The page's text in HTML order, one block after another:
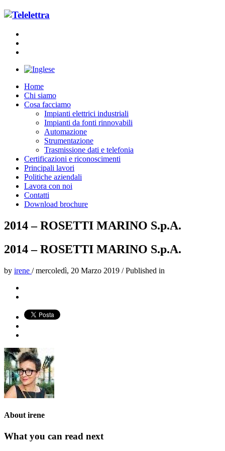
Home
Chi siamo
Cosa facciamo
Impianti elettrici industriali
Impianti da fonti rinnovabili
Automazione
Strumentazione
Trasmissione dati e telefonia
Certificazioni e riconoscimenti
Principali lavori
Politiche aziendali
Lavora con noi
Contatti
Download brochure
2014 – ROSETTI MARINO S.p.A.
2014 – ROSETTI MARINO S.p.A.
by irene /mercoledì, 20 Marzo 2019 /Published in
Aboutirene
What you can read next